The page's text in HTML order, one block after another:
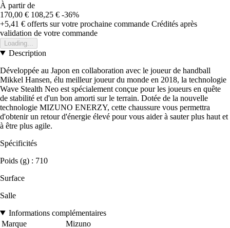
À partir de
170,00 € 108,25 € -36%
+5,41 € offerts sur votre prochaine commande Crédités après
validation de votre commande
Loading...
Description
Développée au Japon en collaboration avec le joueur de handball
Mikkel Hansen, élu meilleur joueur du monde en 2018, la technologie
Wave Stealth Neo est spécialement conçue pour les joueurs en quête
de stabilité et d'un bon amorti sur le terrain. Dotée de la nouvelle
technologie MIZUNO ENERZY, cette chaussure vous permettra
d'obtenir un retour d'énergie élevé pour vous aider à sauter plus haut et
à être plus agile.
Spécificités
Poids (g) : 710
Surface
Salle
Informations complémentaires
Marque
Mizuno